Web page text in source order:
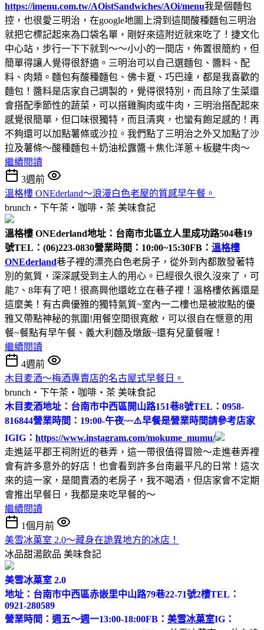
https://imenu.com.tw/AOistSandwiches/AOi/menu我是個麵包
控，也很愛三明治，在google地圖上滑到這間酸種麵包三明治
就把它標記起來為口袋名單，剛好來這附近就來吃了！捷文化
中心站，步行一下下就到～～小小的一間店，佈置很簡約，但
簡單得讓人覺得很舒適。三明治可以自己選麵包、醬料、配
料、肉類。麵包有酸種麵包、佛卡夏、巧巴達，都是我喜歡的
麵包！醬料是店家自己調製的，覺得很特別，而且除了生菜還
會搭配季節性的蔬菜，可以搭雞胸肉或牛肉，三明治搭配起來
感覺很簡單，但口味很獨特，而且清爽，也蠻有飽足感的！再
不夠還可以加點薯條或沙拉。我們點了三明治之外又加點了沙
拉及薯條～酸種麵包＋奶油松露醬＋焦化洋蔥＋板腱牛肉～
繼續閱讀
3週前
溫格樓 ONEderland～浪漫白色老屋的質感早午餐。
brunch‧下午茶‧咖啡‧茶 美味食記
溫格樓 ONEderland地址：台南市北區立人里成功路504巷19
號TEL：(06)223-0830營業時間：10:00~15:30FB： 溫格樓
ONEderland巷子裡的漂亮白色老房子，從外到內都散發著特
別的氣質，深深感受到主人的用心。已經很久很久沒來了，可
能7、8年有了吧！很高興他還屹立在巷子裡！溫格樓依舊還是
這麼美！有古典優雅的獨特氣質~室內一二樓也是被妝點的優
雅又帶點神秘的氛圍!用餐空間很寬敝，可以很自在愜意的用
餐~餐點有早午餐、義大利麵及燉飯~還有兒童餐喔！
繼續閱讀
4週前
木目麦酒～梅酒專賣店的名古屋式早餐日。
brunch‧下午茶‧咖啡‧茶 美味食記
木目麦酒地址：台南市中西區開山路151巷8號TEL：0958-
816844營業時間：19:00-午夜~~⚠️早餐是營業時間請參考店家
IGIG： https://www.instagram.com/mokume_mumu/
走進延平郡王祠附近的巷弄，這一帶很值得冒險～走進巷弄裡
會有許多意外的好店！也會看到許多台南最平凡的日常！這次
來的這一家，是間賣酒的老房子，我不喝酒，但店家會不定期
會推出早餐日，我都是來吃早餐的～
繼續閱讀
1個月前
美雪冰菓室 2.0～藏身在詭異地方的冰店！
冰品甜湯飲品 美味食記
美雪冰菓室 2.0
地址：台南市中西區赤嵌里中山路79巷22-71號2樓TEL：
0921-280589
營業時間：週五～週一13:00-18:00FB： 美雪冰菓室IG：